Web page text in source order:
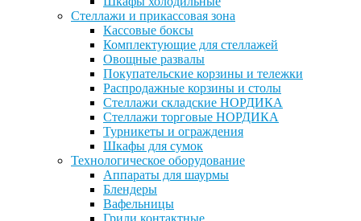
Стеллажи и прикассовая зона
Кассовые боксы
Комплектующие для стеллажей
Овощные развалы
Покупательские корзины и тележки
Распродажные корзины и столы
Стеллажи складские НОРДИКА
Стеллажи торговые НОРДИКА
Турникеты и ограждения
Шкафы для сумок
Технологическое оборудование
Аппараты для шаурмы
Блендеры
Вафельницы
Грили контактные